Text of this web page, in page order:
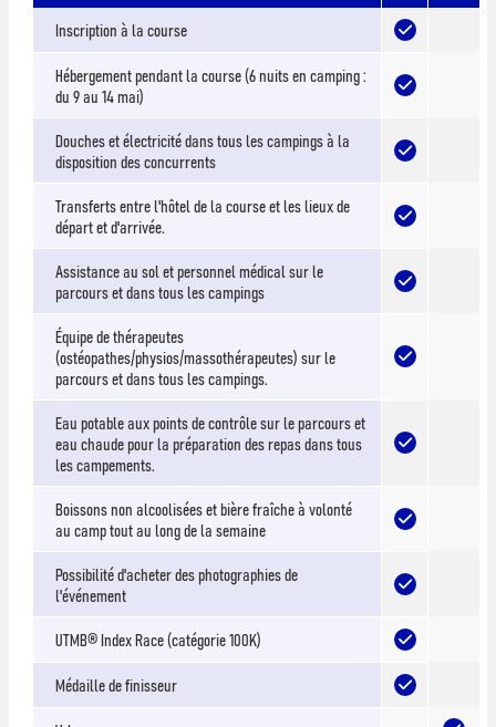
Inscription à la course
Hébergement pendant la course (6 nuits en camping :
du 9 au 14 mai)
Douches et électricité dans tous les campings à la
disposition des concurrents
Transferts entre l'hôtel de la course et les lieux de
départ et d'arrivée.
Assistance au sol et personnel médical sur le
parcours et dans tous les campings
Équipe de thérapeutes
(ostéopathes/physios/massothérapeutes) sur le
parcours et dans tous les campings.
Eau potable aux points de contrôle sur le parcours et
eau chaude pour la préparation des repas dans tous
les campements.
Boissons non alcoolisées et bière fraîche à volonté
au camp tout au long de la semaine
Possibilité d'acheter des photographies de
l'événement
UTMB® Index Race (catégorie 100K)
Médaille de finisseur